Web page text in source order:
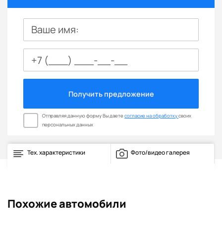
Ваше имя:
Получить предложение
Отправляя данную форму Вы даетесогласие на обработкусвоих
персональных данных
Тех. характеристики Фото/видео галерея
Похожие автомобили